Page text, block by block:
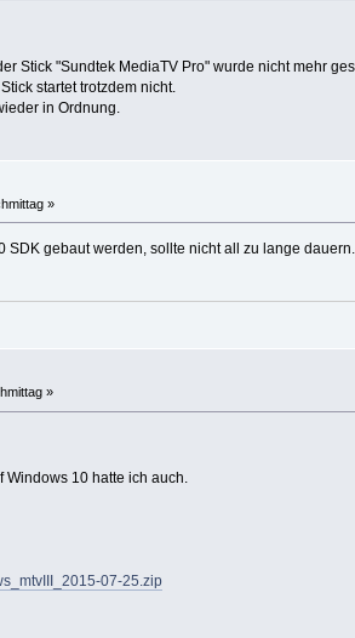
Stick "Sundtek MediaTV Pro" wurde nicht mehr
startet trotzdem nicht.
in Ordnung.
»
gebaut werden, sollte nicht all zu lange dauern.
»
Windows 10 hatte ich auch.
07-25.zip